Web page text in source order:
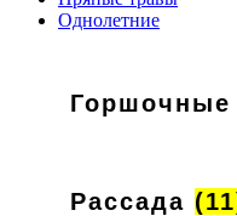
Однолетние
Горшочные
Рассада